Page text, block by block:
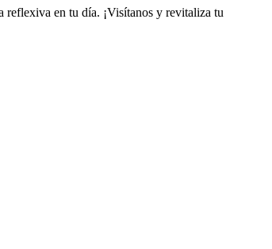
reflexiva en tu día. ¡Visítanos y revitaliza tu